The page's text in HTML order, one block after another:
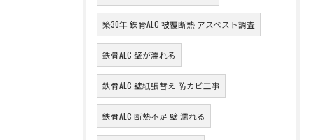
築30年 鉄骨ALC 被覆断熱 アスベスト調査
鉄骨ALC 壁が濡れる
鉄骨ALC 壁紙張替え 防カビ工事
鉄骨ALC 断熱不足 壁 濡れる